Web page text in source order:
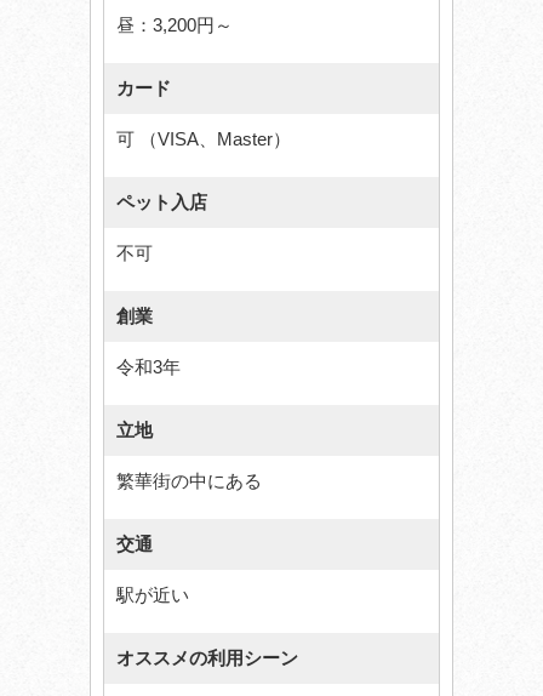
昼：3,200円～
カード
可 （VISA、Master）
ペット入店
不可
創業
令和3年
立地
繁華街の中にある
交通
駅が近い
オススメの利用シーン